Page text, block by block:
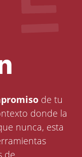
de tu
donde la
nunca, esta